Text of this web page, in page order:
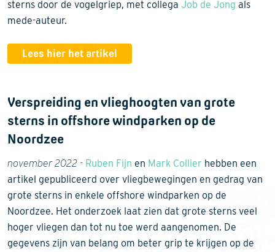
sterns door de vogelgriep, met collega Job de Jong als
mede-auteur.
Lees hier het artikel
Verspreiding en vlieghoogten van grote
sterns in offshore windparken op de
Noordzee
november 2022 - Ruben Fijn en Mark Collier hebben een
artikel gepubliceerd over vliegbewegingen en gedrag van
grote sterns in enkele offshore windparken op de
Noordzee. Het onderzoek laat zien dat grote sterns veel
hoger vliegen dan tot nu toe werd aangenomen. De
gegevens zijn van belang om beter grip te krijgen op de